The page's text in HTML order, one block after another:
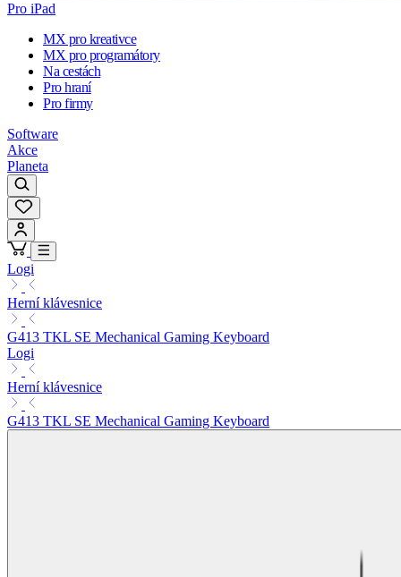
Pro iPad
MX pro kreativce
MX pro programátory
Na cestách
Pro hraní
Pro firmy
Software
Akce
Planeta
Logi
Herní klávesnice
G413 TKL SE Mechanical Gaming Keyboard
Logi
Herní klávesnice
G413 TKL SE Mechanical Gaming Keyboard